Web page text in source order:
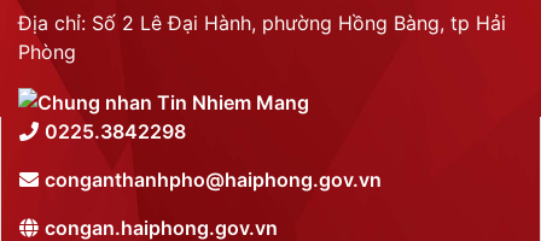
Địa chỉ: Số 2 Lê Đại Hành, phường Hồng Bàng, tp Hải
Phòng
0225.3842298
conganthanhpho@haiphong.gov.vn
congan.haiphong.gov.vn